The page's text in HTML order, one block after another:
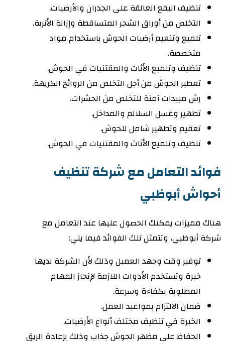
تنظيف البقع العالقة على الجدران والأرضيات.
التخلص من أوراق الشجر المتساقطة وإزالة الأتربة.
تلميع وتنعيم أرضيات الحوش باستخدام مواد
متخصصة.
تنظيف وتلميع الأثاث والمقتنيات في الحوش.
تعطير الحوش من أجل التخلص من الروائح الكريهة.
رش مبيدات آمنة للتخلص من الحشرات.
تطهير وغسل السلالم والمداخل.
تعقيم وتطهير شامل للحوش.
تنظيف وتلميع الأثاث والمقتنيات في الحوش.
فوائد التعامل مع شركة تنظيف
أحواش أبوظبي
هناك مميزات يمكنك الحصول عليها عند التعامل مع
شركة أبوظبي، وتتمثل تلك الفوائد فيما يلي:
توفير وقت وجهد العميل وذلك لأن الشركة لديها
خبرة وتستخدم الأدوات اللازمة لإنجاز المهام
المطلوبة بكفاءة وسرعة.
ضمان الالتزام بمواعيد العمل.
الخبرة في تنظيف مختلف أنواع الأرضيات.
الحفاظ على مظهر الحوش جذاب وذلك بإعادة الريق